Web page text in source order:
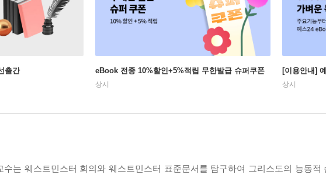
출간 eBook 전종 10%할인+5%적립 무한발급 슈퍼쿠폰
상시
[이용안내]
상시
수는 웨스트민스터 회의와 웨스트민스터 표준문서를 탐구하여 그리스도의 능동적